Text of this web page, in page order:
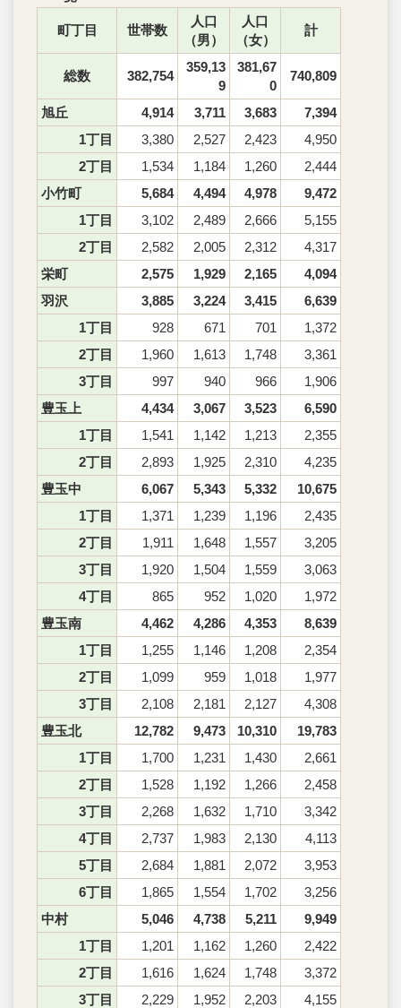
町丁目 世帯数
人口
（男）
人口
（女）
計
総数 382,754
359,13
9
381,67
0
740,809
旭丘 4,914 3,711 3,683
7,394
1丁目
3,380 2,527 2,423
4,950
2丁目
1,534 1,184 1,260
2,444
小竹町
5,684 4,494 4,978
9,472
1丁目
3,102 2,489 2,666
5,155
2丁目
2,582 2,005 2,312
4,317
栄町
2,575 1,929 2,165
4,094
羽沢
3,885 3,224 3,415
6,639
1丁目
928 671 701
1,372
2丁目
1,960 1,613 1,748
3,361
3丁目
997 940 966
1,906
豊玉上
4,434 3,067 3,523
6,590
1丁目
1,541 1,142 1,213
2,355
2丁目
2,893 1,925 2,310
4,235
豊玉中
6,067 5,343 5,332
10,675
1丁目
1,371 1,239 1,196
2,435
2丁目
1,911 1,648 1,557
3,205
3丁目
1,920 1,504 1,559
3,063
4丁目
865 952 1,020
1,972
豊玉南
4,462 4,286 4,353
8,639
1丁目
1,255 1,146 1,208
2,354
2丁目
1,099 959 1,018
1,977
3丁目
2,108 2,181 2,127
4,308
豊玉北
12,782 9,473 10,310
19,783
1丁目
1,700 1,231 1,430
2,661
2丁目
1,528 1,192 1,266
2,458
3丁目
2,268 1,632 1,710
3,342
4丁目
2,737 1,983 2,130
4,113
5丁目
2,684 1,881 2,072
3,953
6丁目
1,865 1,554 1,702
3,256
中村
5,046 4,738 5,211
9,949
1丁目
1,201 1,162 1,260
2,422
2丁目
1,616 1,624 1,748
3,372
3丁目
2,229 1,952 2,203
4,155